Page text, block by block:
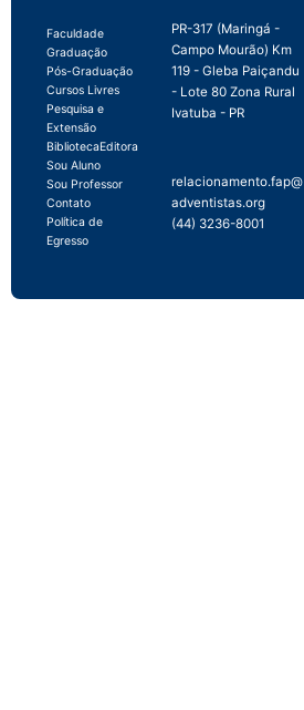
Faculdade
Graduação
Pós-Graduação
Cursos Livres
Pesquisa e
Extensão
BibliotecaEditora
Sou Aluno
Sou Professor
Contato
Política de
Egresso
PR-317 (Maringá -
Campo Mourão) Km
119 - Gleba Paiçandu
- Lote 80 Zona Rural
Ivatuba - PR
relacionamento.fap@
adventistas.org
(44) 3236-8001